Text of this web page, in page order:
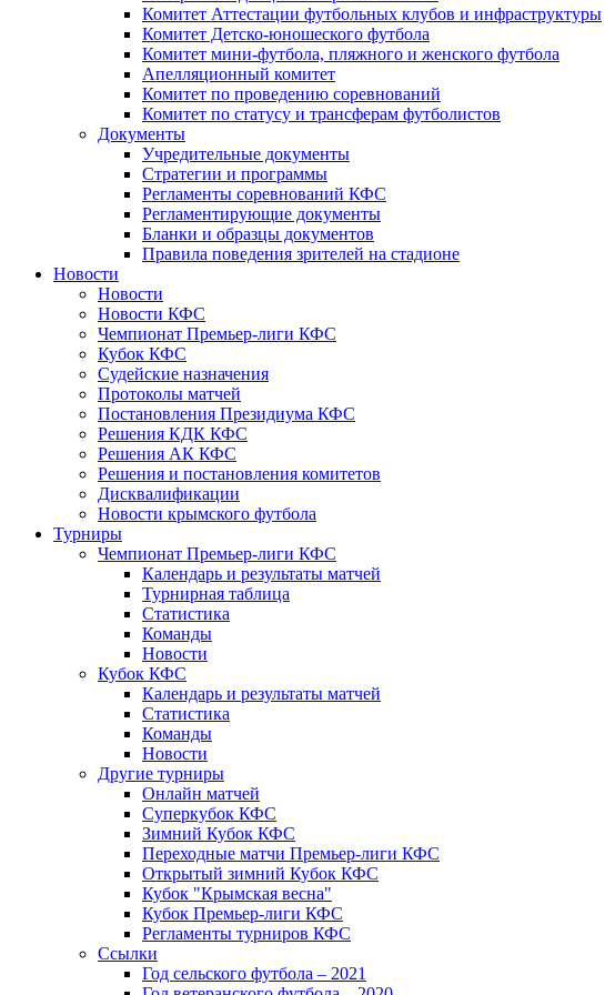
Комитет Аттестации футбольных клубов и инфраструктуры
Комитет Детско-юношеского футбола
Комитет мини-футбола, пляжного и женского футбола
Апелляционный комитет
Комитет по проведению соревнований
Комитет по статусу и трансферам футболистов
Документы
Учредительные документы
Стратегии и программы
Регламенты соревнований КФС
Регламентирующие документы
Бланки и образцы документов
Правила поведения зрителей на стадионе
Новости
Новости
Новости КФС
Чемпионат Премьер-лиги КФС
Кубок КФС
Судейские назначения
Протоколы матчей
Постановления Президиума КФС
Решения КДК КФС
Решения АК КФС
Решения и постановления комитетов
Дисквалификации
Новости крымского футбола
Турниры
Чемпионат Премьер-лиги КФС
Календарь и результаты матчей
Турнирная таблица
Статистика
Команды
Новости
Кубок КФС
Календарь и результаты матчей
Статистика
Команды
Новости
Другие турниры
Онлайн матчей
Суперкубок КФС
Зимний Кубок КФС
Переходные матчи Премьер-лиги КФС
Открытый зимний Кубок КФС
Кубок "Крымская весна"
Кубок Премьер-лиги КФС
Регламенты турниров КФС
Ссылки
Год сельского футбола – 2021